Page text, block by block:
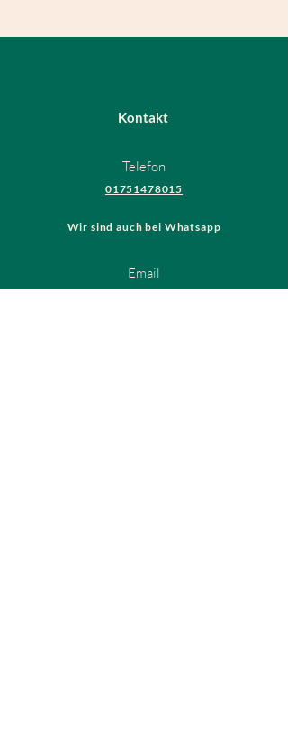
Kontakt
Telefon
01751478015
Wir sind auch bei Whatsapp
Email